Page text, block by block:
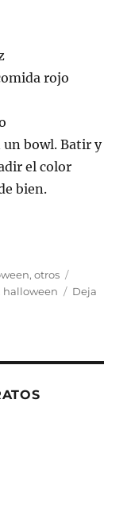
rojo
un bowl. Batir y
el color
bien.
,otros
halloween
Deja